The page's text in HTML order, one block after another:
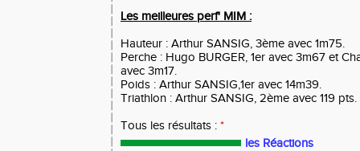
Les meilleures perf' MIM :
Hauteur : Arthur SANSIG, 3ème avec 1m75.
Perche : Hugo BURGER, 1er avec 3m67 et
avec 3m17.
Poids : Arthur SANSIG,1er avec 14m39.
Triathlon : Arthur SANSIG, 2ème avec 119 pts.
Tous les résultats : *
les Réactions